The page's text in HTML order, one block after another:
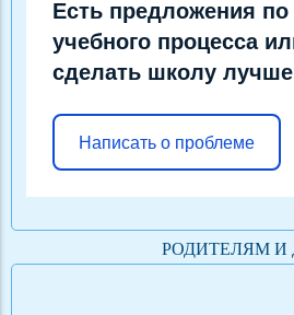
Есть предложения по
учебного процесса
сделать школу
Написать о проблеме
РОДИТЕЛЯМ